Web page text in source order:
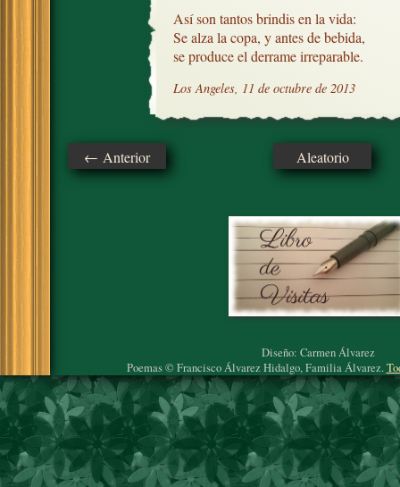
Así son tantos brindis en la vida:
Se alza la copa, y antes de bebida,
se produce el derrame irreparable.
Los Angeles, 11 de octubre de 2013
← Anterior Aleatorio
Diseño: Carmen Álvarez
Poemas © Francisco Álvarez Hidalgo, Familia Álvarez.